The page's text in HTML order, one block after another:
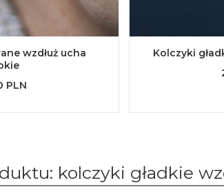
wzdłuż ucha
PLN
Kolczyki
kolczyki gładkie